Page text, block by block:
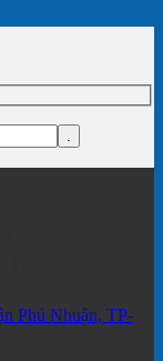
Phú Nhuận, TP-